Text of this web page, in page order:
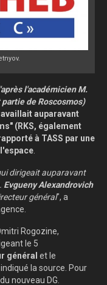
l'académicien M.
de Roscosmos)
auparavant
(RKS, également
à TASS par une
dirigeait auparavant
Evgueny Alexandrovich
général", a
Rogozine,
le 5
général et le
la source. Pour
nouveau DG.